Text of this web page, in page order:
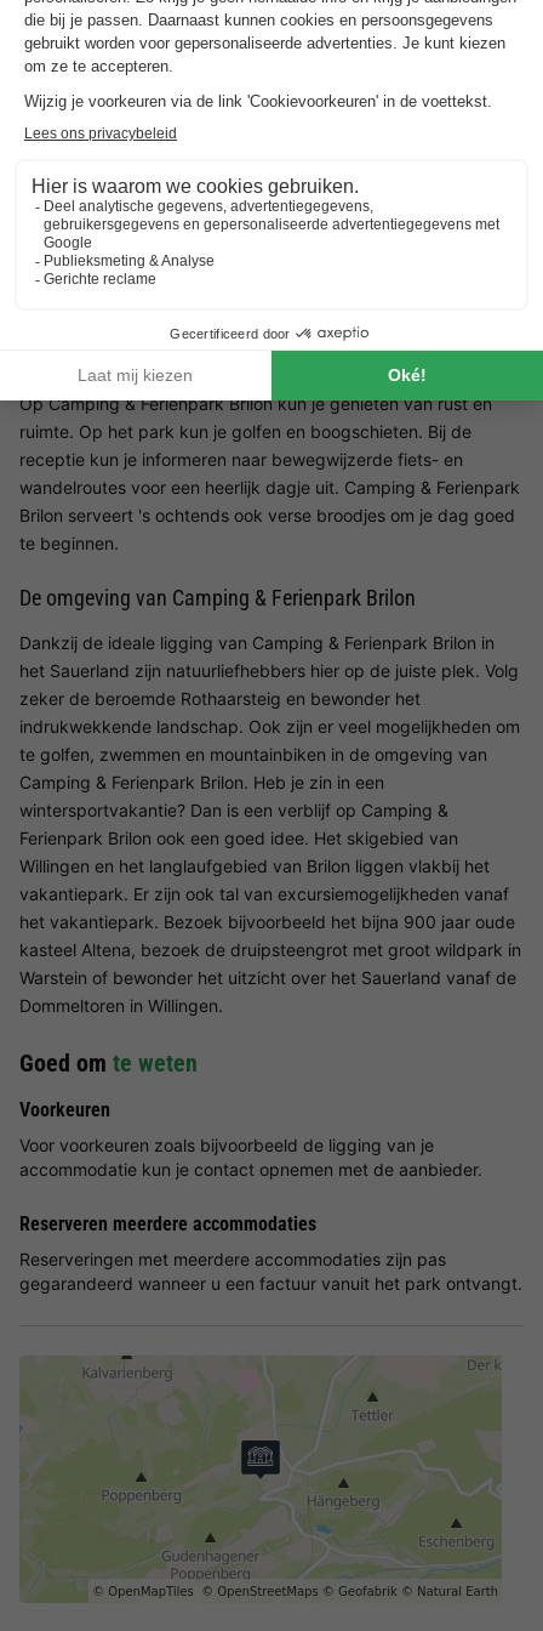
Direct aan natuurpark Rothaarsteig gelegen
Afstand vanaf Utrecht: ca. 294 km. Camping & Ferienpark
Brilon ligt op 3 km van het Hanzestadje Brilon in Sauerland,
Duitsland. Een prachtige vakantiebestemming met een
uitzonderlijk uitzicht op de bergen van Sauerland. Je kunt je
Faciliteiten op Camping & Ferienpark Brilon
Op Camping & Ferienpark Brilon kun je genieten van rust en
ruimte. Op het park kun je golfen en boogschieten. Bij de
receptie kun je informeren naar bewegwijzerde fiets- en
wandelroutes voor een heerlijk dagje uit. Camping & Ferienpark
Brilon serveert 's ochtends ook verse broodjes om je dag goed
te beginnen.
De omgeving van Camping & Ferienpark Brilon
Dankzij de ideale ligging van Camping & Ferienpark Brilon in
het Sauerland zijn natuurliefhebbers hier op de juiste plek. Volg
zeker de beroemde Rothaarsteig en bewonder het
indrukwekkende landschap. Ook zijn er veel mogelijkheden om
te golfen, zwemmen en mountainbiken in de omgeving van
Camping & Ferienpark Brilon. Heb je zin in een
wintersportvakantie? Dan is een verblijf op Camping &
Ferienpark Brilon ook een goed idee. Het skigebied van
Willingen en het langlaufgebied van Brilon liggen vlakbij het
vakantiepark. Er zijn ook tal van excursiemogelijkheden vanaf
het vakantiepark. Bezoek bijvoorbeeld het bijna 900 jaar oude
kasteel Altena, bezoek de druipsteengrot met groot wildpark in
Warstein of bewonder het uitzicht over het Sauerland vanaf de
Dommeltoren in Willingen.
Goed om te weten
Voorkeuren
Voor voorkeuren zoals bijvoorbeeld de ligging van je
accommodatie kun je contact opnemen met de aanbieder.
Reserveren meerdere accommodaties
Reserveringen met meerdere accommodaties zijn pas
gegarandeerd wanneer u een factuur vanuit het park ontvangt.